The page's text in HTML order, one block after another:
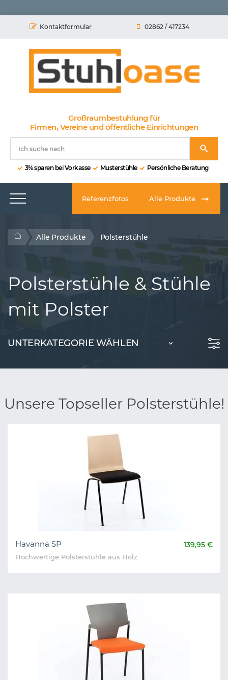
Kontaktformular 02862 / 417234
Großraumbestuhlung für
Firmen, Vereine und öffentliche Einrichtungen
3% sparen bei Vorkasse Musterstühle Persönliche Beratung
Referenzfotos Alle Produkte
Alle Produkte Polsterstühle
Polsterstühle & Stühle
mit Polster
UNTERKATEGORIE WÄHLEN
Unsere Topseller Polsterstühle!
Havanna SP 139,95 €
Hochwertige Polsterstühle aus Holz